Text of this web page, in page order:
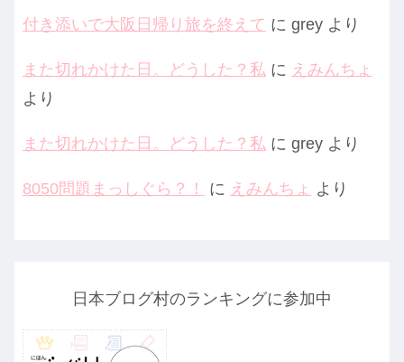
付き添いで大阪日帰り旅を終えて に grey より
また切れかけた日。どうした？私 に えみんちょ
より
また切れかけた日。どうした？私 に grey より
8050問題まっしぐら？！ に えみんちょ より
日本ブログ村のランキングに参加中